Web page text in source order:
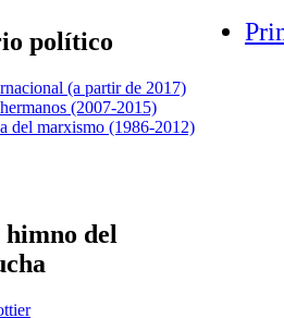
político
(a partir de 2017)
(2007-2015)
del marxismo (1986-2012)
del